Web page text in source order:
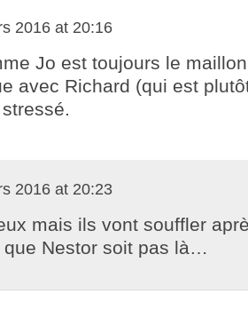
2016 at 20:16
Jo est toujours le
avec Richard (qui est
2016 at 20:23
mais ils vont souffler
que Nestor soit pas là…